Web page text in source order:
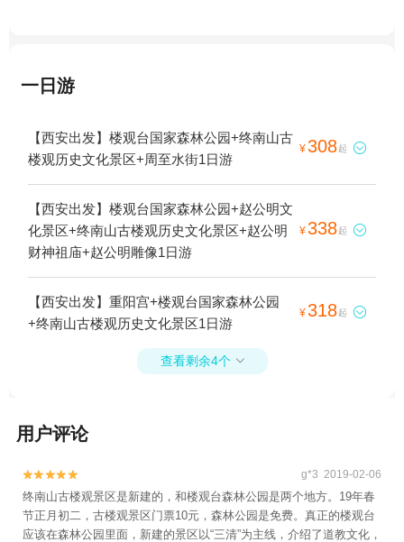
一日游
【西安出发】楼观台国家森林公园+终南山古
楼观历史文化景区+周至水街1日游
¥308起 
【西安出发】楼观台国家森林公园+赵公明文
化景区+终南山古楼观历史文化景区+赵公明
财神祖庙+赵公明雕像1日游
¥338起 
【西安出发】重阳宫+楼观台国家森林公园
+终南山古楼观历史文化景区1日游
¥318起 
查看剩余4个 
用户评论

 g*3 2019-02-06
终南山古楼观景区是新建的，和楼观台森林公园是两个地方。19年春
节正月初二，古楼观景区门票10元，森林公园是免费。真正的楼观台
应该在森林公园里面，新建的景区以“三清”为主线，介绍了道教文化，